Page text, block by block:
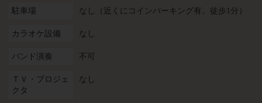
駐車場 なし（近くにコインパーキング有。徒歩1分）
カラオケ設備 なし
バンド演奏 不可
ＴＶ・プロジェ
クタ
なし